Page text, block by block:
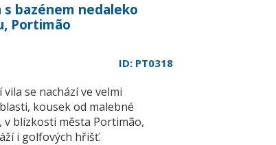
s bazénem nedaleko
Portimão
ID: PT0318
se nachází ve velmi
kousek od malebné
v blízkosti města Portimão,
i golfových hřišť.